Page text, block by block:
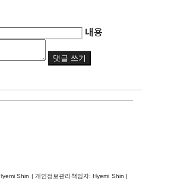
내용
댓글 쓰기
Shin | 개인정보관리책임자: Hyemi Shin |